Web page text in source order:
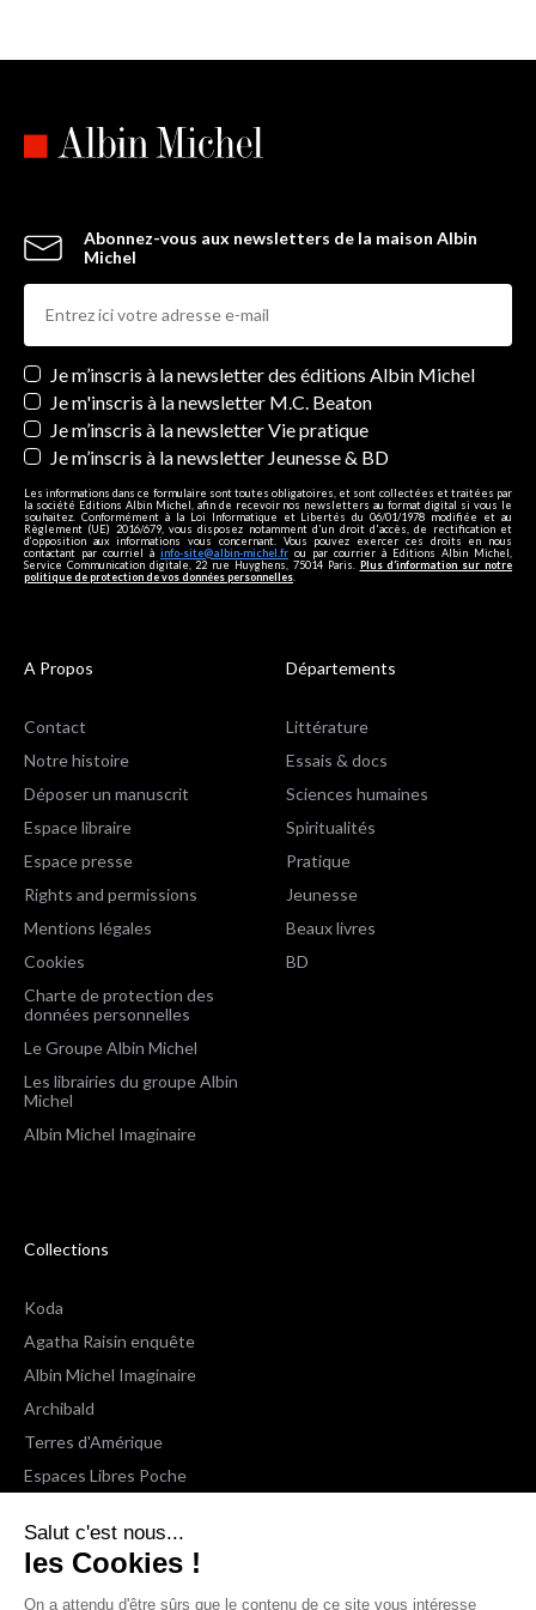
Salut c'est nous...
les Cookies !
On a attendu d'être sûrs que le contenu de ce site vous intéresse
Abonnez-vous aux newsletters de la maison Albin
Michel
Newsletters
Je m’inscris à la newsletter des éditions Albin Michel
Je m'inscris à la newsletter M.C. Beaton
Je m’inscris à la newsletter Vie pratique
Je m’inscris à la newsletter Jeunesse & BD
Les informations dans ce formulaire sont toutes obligatoires, et sont collectées et traitées par
la société Editions Albin Michel, afin de recevoir nos newsletters au format digital si vous le
souhaitez. Conformément à la Loi Informatique et Libertés du 06/01/1978 modifiée et au
Règlement (UE) 2016/679, vous disposez notamment d'un droit d'accès, de rectification et
d’opposition aux informations vous concernant. Vous pouvez exercer ces droits en nous
contactant par courriel à info-site@albin-michel.fr ou par courrier à Editions Albin Michel,
Service Communication digitale, 22 rue Huyghens, 75014 Paris. Plus d’information sur notre
politique de protection de vos données personnelles.
A Propos
Contact
Notre histoire
Déposer un manuscrit
Espace libraire
Espace presse
Rights and permissions
Mentions légales
Cookies
Charte de protection des
données personnelles
Le Groupe Albin Michel
Les librairies du groupe Albin
Michel
Albin Michel Imaginaire
Départements
Littérature
Essais & docs
Sciences humaines
Spiritualités
Pratique
Jeunesse
Beaux livres
BD
Collections
Koda
Agatha Raisin enquête
Albin Michel Imaginaire
Archibald
Terres d'Amérique
Espaces Libres Poche
Wiz
Voir toutes les collections